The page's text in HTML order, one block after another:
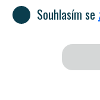
Souhlasím se